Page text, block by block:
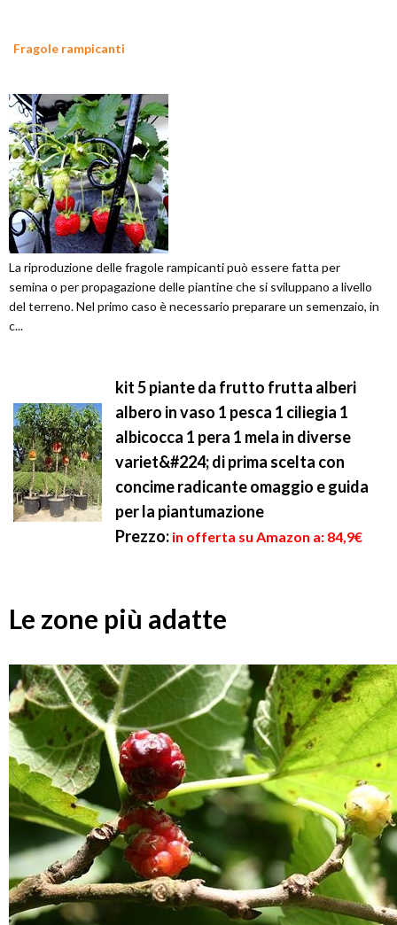
Fragole rampicanti
La riproduzione delle fragole rampicanti può essere fatta per
semina o per propagazione delle piantine che si sviluppano a livello
del terreno. Nel primo caso è necessario preparare un semenzaio, in
c...
kit 5 piante da frutto frutta alberi
albero in vaso 1 pesca 1 ciliegia 1
albicocca 1 pera 1 mela in diverse
variet&#224; di prima scelta con
concime radicante omaggio e guida
per la piantumazione
Prezzo: in offerta su Amazon a: 84,9€
Le zone più adatte